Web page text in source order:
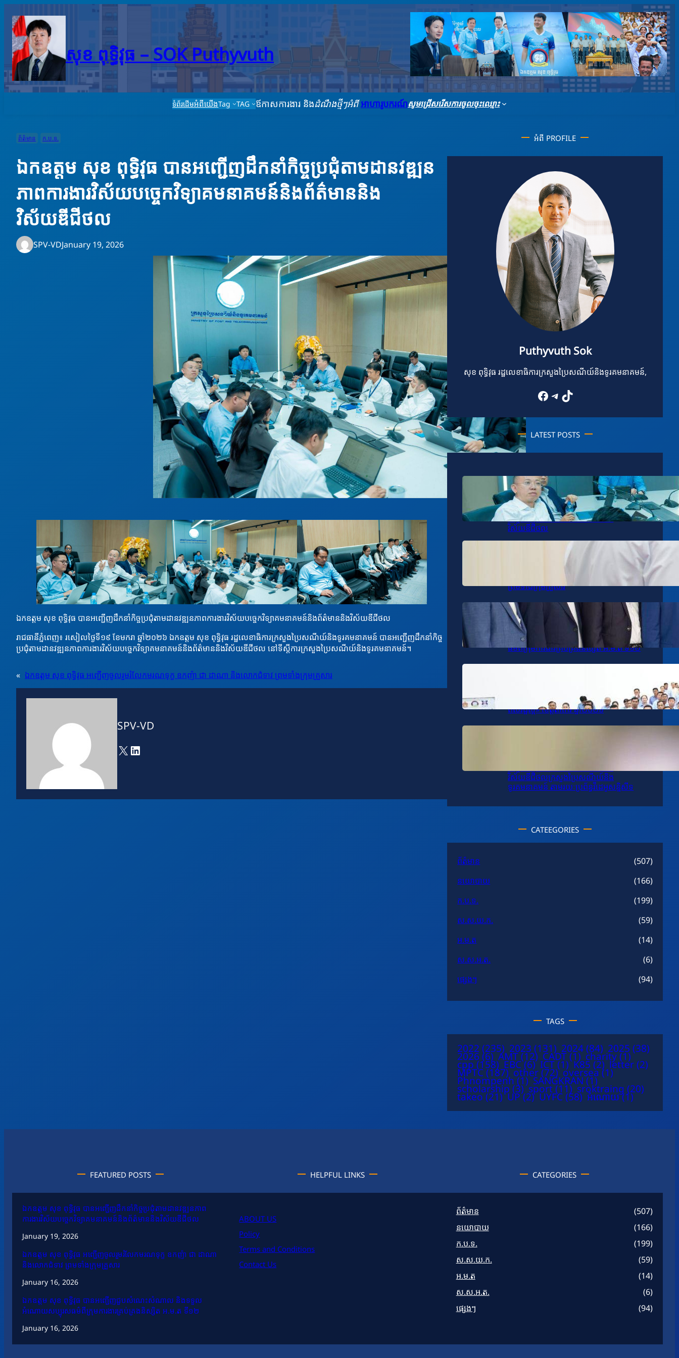
content
សុខ ពុទ្ធិវុធ – SO​K Puthyvuth
ទំព័រដើមអំពីយើងTag TAG ឪកាសការងារ និងដំណឹងថ្មីៗអំពីអាហារូបករណ៍សូមជ្រើសរើសការចូលចុះឈ្មោះ
ព័ត៌មាន ក.ប.ទ.
ឯកឧត្តម សុខ ពុទ្ធិវុធ បានអញ្ជើញដឹកនាំកិច្ចប្រជុំតាមដានវឌ្ឍន
ភាពការងារវិស័យបច្ចេកវិទ្យាគមនាគមន៍និងព័ត៌មាននិង
វិស័យឌីជីថល
SPV-VDJanuary 19, 2026
ឯកឧត្តម សុខ ពុទ្ធិវុធ បានអញ្ជើញដឹកនាំកិច្ចប្រជុំតាមដានវឌ្ឍនភាពការងារវិស័យបច្ចេកវិទ្យាគមនាគមន៍និងព័ត៌មាននិងវិស័យឌីជីថល
រាជធានីភ្នំពេញ៖ រសៀលថ្ងៃទី១៩ ខែមករា ឆ្នាំ២០២៦ ឯកឧត្តម សុខ ពុទ្ធិវុធ រដ្ឋលេខាធិការក្រសួងប្រៃសណីយ៍និងទូរគមនាគមន៍ បានអញ្ជើញដឹកនាំកិច្ច
ប្រជុំតាមដានវឌ្ឍនភាពការងារវិស័យបច្ចេកវិទ្យាគមនាគមន៍និងព័ត៌មាននិងវិស័យឌីជីថល នៅទីស្តីការក្រសួងប្រៃសណីយ៍និងទូរគមនាគមន៍។
« ឯកឧត្តម សុខ ពុទ្ធិវុធ អញ្ជើញចូលរួមរំលែកមរណទុក្ខ ឧកញ៉ា ជា ដាណា និងលោកជំទាវ ព្រមទាំងក្រុមគ្រួសារ
SPV-VD
X LinkedIn
អំពី PROFILE
Puthyvuth Sok
សុខ ពុទ្ធិវុធ រដ្ឋលេខាធិការក្រសួងប្រៃសណីយ៍និងទូរគមនាគមន៍,
Facebook Telegram TikTok
LATEST POSTS
January 19, 2026.SPV-VD
ឯកឧត្តម សុខ ពុទ្ធិវុធ បានអញ្ជើញដឹកនាំកិច្ចប្រជុំ
តាមដានវឌ្ឍនភាពការងារវិស័យ
បច្ចេកវិទ្យាគមនាគមន៍និងព័ត៌មាននិង
វិស័យឌីជីថល
SPV-VD
ឯកឧត្តម សុខ ពុទ្ធិវុធ អញ្ជើញចូលរួមរំលែក
មរណទុក្ខ ឧកញ៉ា ជា ដាណា និងលោកជំទាវ
ព្រមទាំងក្រុមគ្រួសារ
January 16, 2026 SPV-VD
ឯកឧត្តម សុខ ពុទ្ធិវុធ បានអញ្ជើញជួប
សំណេះសំណាល និងទទួលអំណោយសប្បុរស
ធម៌ពីក្រុមការងារគ្រប់គ្រងនិស្សិត អ.ម.ត ទី១២
ឯកឧត្តម សុខ ពុទ្ធិវុធ បានអញ្ជើញជាអធិបតីក្នុង
ពិធីបើកដំណើរការបង្រៀនក្លឹបសិក្សា «មនសិការ
ពលរដ្ឋល្អ» ខេត្តតាកែវ ឆ្នាំ២០២៦
January 14, 2026.SPV-VD
វិស័យឌីជីថលក្រសួងប្រៃសណីយ៍និង
ទូរគមនាគមន៍ តាមរយៈប្រព័ន្ធវីដេអូសន្និសីទ
CATEEGORIES
ព័ត៌មាន
(507)
នយោបាយ
(166)
ក.ប.ទ.
(199)
ស.ស.យ.ក.
(59)
អ.ម.ត
(14)
ស.ស.អ.ត.
(6)
ផ្សេងៗ
(94)
TAGS
2022 (235) 2023 (131) 2024 (84) 2025 (38)
2026 (6) AMT (12) CADT (1) charity (1)
cpp (158) EBC (6) ICT (1) K85 (2) letter (2)
MPTC (187) other (72) oversea (1)
Phnompenh (1) SANGKRAN (1)
scholarship (3) sport (11) sroktraing (20)
takeo (21) UP (2) UYFC (58) អំណោយ (1)
FEATURED POSTS
ឯកឧត្តម សុខ ពុទ្ធិវុធ បានអញ្ជើញដឹកនាំកិច្ចប្រជុំតាមដានវឌ្ឍនភាព
ការងារវិស័យបច្ចេកវិទ្យាគមនាគមន៍និងព័ត៌មាននិងវិស័យឌីជីថល
January 19, 2026
ឯកឧត្តម សុខ ពុទ្ធិវុធ អញ្ជើញចូលរួមរំលែកមរណទុក្ខ ឧកញ៉ា ជា ដាណា
និងលោកជំទាវ ព្រមទាំងក្រុមគ្រួសារ
January 16, 2026
ឯកឧត្តម សុខ ពុទ្ធិវុធ បានអញ្ជើញជួបសំណេះសំណាល និងទទួល
អំណោយសប្បុរសធម៌ពីក្រុមការងារគ្រប់គ្រងនិស្សិត អ.ម.ត ទី១២
January 16, 2026
HELPFUL LINKS
ABOUT US
Policy
Terms and Conditions
Contact Us
CATEGORIES
ព័ត៌មាន
(507)
នយោបាយ
(166)
ក.ប.ទ.
(199)
ស.ស.យ.ក.
(59)
អ.ម.ត
(14)
ស.ស.អ.ត.
(6)
ផ្សេងៗ
(94)